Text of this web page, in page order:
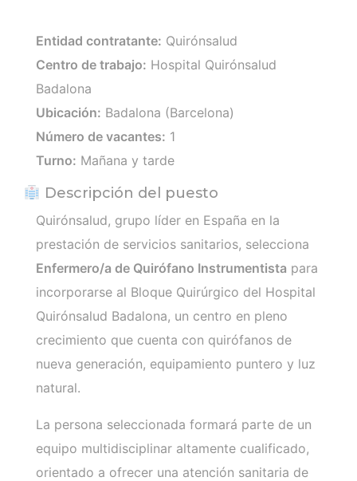
Entidad contratante: Quirónsalud
Centro de trabajo: Hospital Quirónsalud
Badalona
Ubicación: Badalona (Barcelona)
Número de vacantes: 1
Turno: Mañana y tarde
Descripción del puesto
Quirónsalud, grupo líder en España en la
prestación de servicios sanitarios, selecciona
Enfermero/a de Quirófano Instrumentista para
incorporarse al Bloque Quirúrgico del Hospital
Quirónsalud Badalona, un centro en pleno
crecimiento que cuenta con quirófanos de
nueva generación, equipamiento puntero y luz
natural.
La persona seleccionada formará parte de un
equipo multidisciplinar altamente cualificado,
orientado a ofrecer una atención sanitaria de